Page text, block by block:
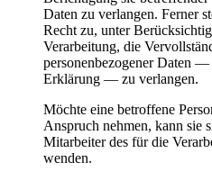
Daten zu verlangen. Ferner
Recht zu, unter
Verarbeitung, die
personenbezogener Daten —
Erklärung — zu verlangen.
Möchte eine betroffene
Anspruch nehmen, kann sie
Mitarbeiter des für die
wenden.